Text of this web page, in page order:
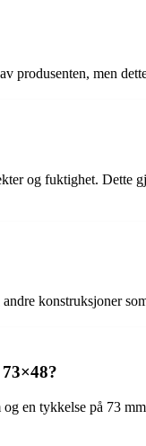
produsenten, men
og fuktighet. Dette
konstruksjoner
en tykkelse på 73